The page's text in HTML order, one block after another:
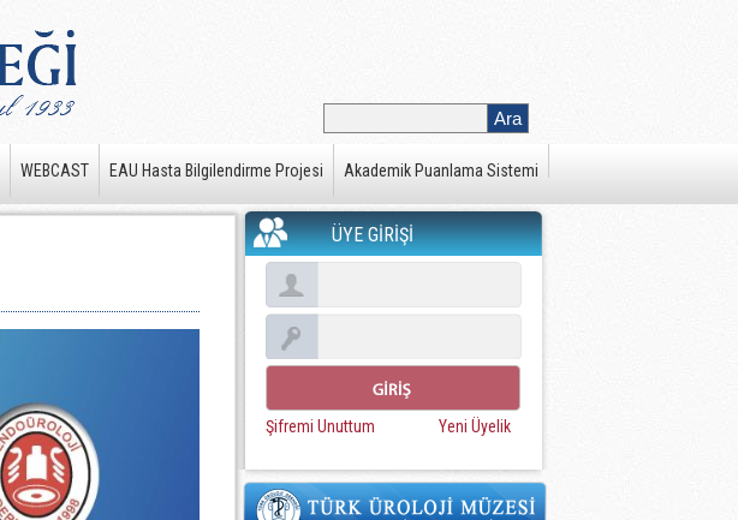
WEBCAST EAU Hasta Bilgilendirme Projesi Akademik Puanlama Sistemi
ÜYE GİRİŞİ
Şifremi Unuttum Yeni Üyelik